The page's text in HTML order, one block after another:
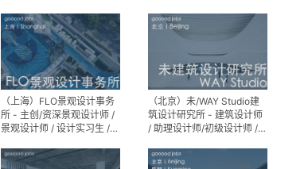
（上海）FLO景观设计事务
所 - 主创/资深景观设计师 /
景观设计师 / 设计实习生 /
设计师
（北京）未/WAY Studio建
筑设计研究所 - 建筑设计师
/ 助理设计师/初级设计师 /
助理